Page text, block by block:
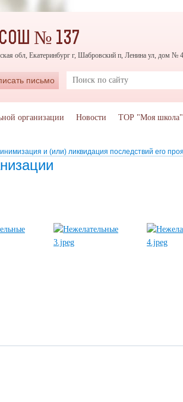
и (или) ликвидация последствий его
№ 137
обл, Екатеринбург г, Шабровский п, Ленина ул, дом №
письмо
организации Новости ТОР "Моя школа"